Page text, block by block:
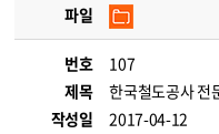
파일
번호
107
제목
한국철도공사 전
작성일
2017-04-12